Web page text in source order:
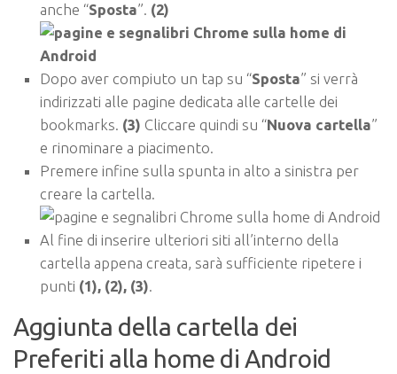
anche “Sposta”. (2)
Dopo aver compiuto un tap su “Sposta” si verrà
indirizzati alle pagine dedicata alle cartelle dei
bookmarks. (3) Cliccare quindi su “Nuova cartella”
e rinominare a piacimento.
Premere infine sulla spunta in alto a sinistra per
creare la cartella.
Al fine di inserire ulteriori siti all’interno della
cartella appena creata, sarà sufficiente ripetere i
punti (1), (2), (3).
Aggiunta della cartella dei
Preferiti alla home di Android